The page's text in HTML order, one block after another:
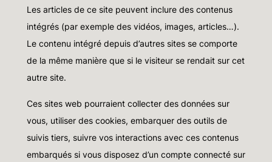
Les articles de ce site peuvent inclure des contenus
intégrés (par exemple des vidéos, images, articles…).
Le contenu intégré depuis d’autres sites se comporte
de la même manière que si le visiteur se rendait sur cet
autre site.
Ces sites web pourraient collecter des données sur
vous, utiliser des cookies, embarquer des outils de
suivis tiers, suivre vos interactions avec ces contenus
embarqués si vous disposez d’un compte connecté sur